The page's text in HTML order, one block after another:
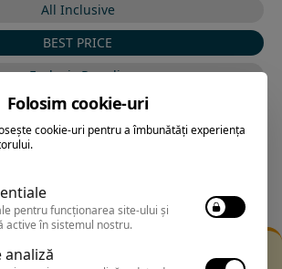
All Inclusive
BEST PRICE
Exclusiv Paradis
Stele 1-5
Stele 5-1
a returnat niciun rezultat
Folosim cookie-uri
cookie-uri pentru a îmbunătăți experiența
pentru funcționarea site-ului și
active în sistemul nostru.
analiză